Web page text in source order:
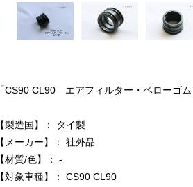
「CS90 CL90 エアフィルター・ベローゴ
【製造国】： タイ製
【メーカー】： 社外品
【材質/色】： -
【対象車種】： CS90 CL90